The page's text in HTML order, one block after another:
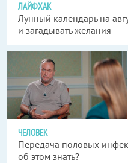
ЛАЙФХАК
Лунный календарь на
и загадывать желания
ЧЕЛОВЕК
Передача половых
об этом знать?